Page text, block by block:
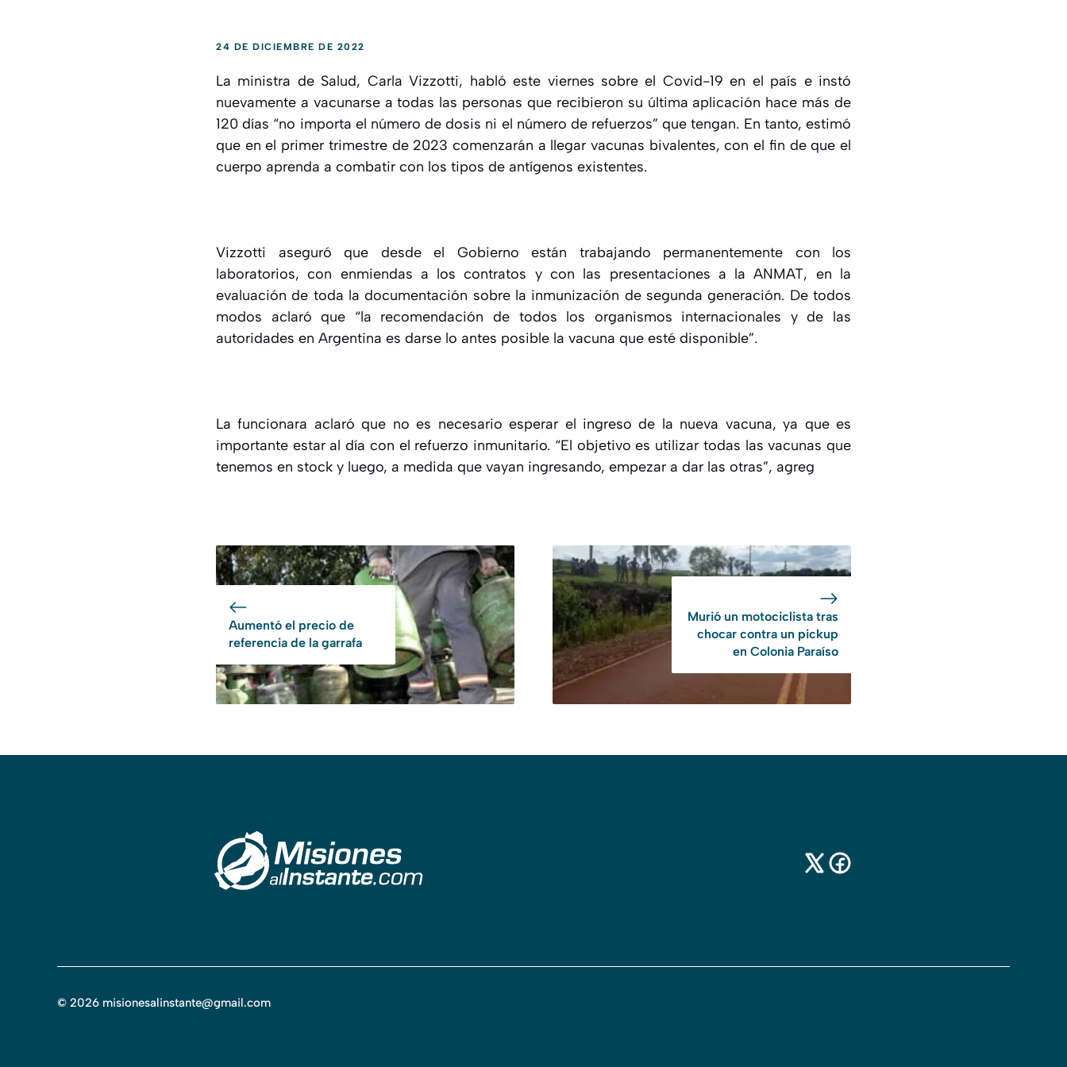
24 DE DICIEMBRE DE 2022
La ministra de Salud, Carla Vizzotti, habló este viernes sobre el Covid-19 en el país e instó
nuevamente a vacunarse a todas las personas que recibieron su última aplicación hace más de
120 días “no importa el número de dosis ni el número de refuerzos” que tengan. En tanto, estimó
que en el primer trimestre de 2023 comenzarán a llegar vacunas bivalentes, con el fin de que el
cuerpo aprenda a combatir con los tipos de antígenos existentes.
Vizzotti aseguró que desde el Gobierno están trabajando permanentemente con los
laboratorios, con enmiendas a los contratos y con las presentaciones a la ANMAT, en la
evaluación de toda la documentación sobre la inmunización de segunda generación. De todos
modos aclaró que “la recomendación de todos los organismos internacionales y de las
autoridades en Argentina es darse lo antes posible la vacuna que esté disponible”.
La funcionara aclaró que no es necesario esperar el ingreso de la nueva vacuna, ya que es
importante estar al día con el refuerzo inmunitario. “El objetivo es utilizar todas las vacunas que
tenemos en stock y luego, a medida que vayan ingresando, empezar a dar las otras”, agreg
Aumentó el precio de
referencia de la garrafa
Murió un motociclista tras
chocar contra un pickup
en Colonia Paraíso
© 2026 misionesalinstante@gmail.com